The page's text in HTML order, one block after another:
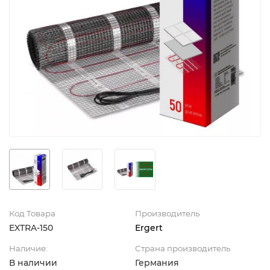
Код Товара
EXTRA-150
Производитель
Ergert
Наличие:
В наличии
Страна производитель
Германия